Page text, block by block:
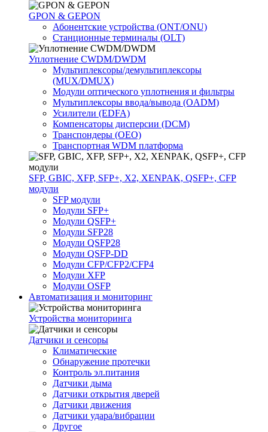
GPON & GEPON
Абонентские устройства (ONT/ONU)
Станционные терминалы (OLT)
Уплотнение CWDM/DWDM
Мультиплексоры/демультиплексоры
(MUX/DMUX)
Модули оптического уплотнения и фильтры
Мультиплексоры ввода/вывода (OADM)
Усилители (EDFA)
Компенсаторы дисперсии (DCM)
Транспондеры (OEO)
Транспортная WDM платформа
SFP, GBIC, XFP, SFP+, X2, XENPAK, QSFP+, CFP
модули
SFP модули
Модули SFP+
Модули QSFP+
Модули SFP28
Модули QSFP28
Модули QSFP-DD
Модули CFP/CFP2/CFP4
Модули XFP
Модули OSFP
Автоматизация и мониторинг
Устройства мониторинга
Датчики и сенсоры
Климатические
Обнаружение протечки
Контроль эл.питания
Датчики дыма
Датчики открытия дверей
Датчики движения
Датчики удара/вибрации
Другое